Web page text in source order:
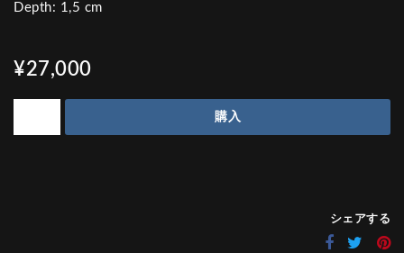
Depth: 1,5 cm
¥27,000
購入
シェアする